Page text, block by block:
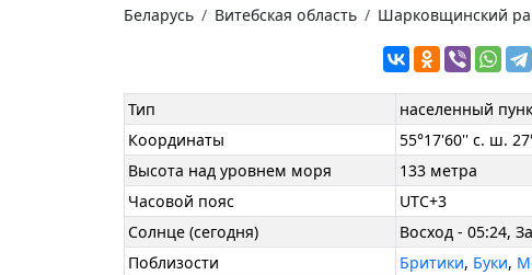
Беларусь Витебская область Шарковщинский
Тип
населенный
Координаты
55°17'60'' с. ш.
Высота над уровнем моря
133 метра
Часовой пояс
UTC+3
Солнце (сегодня)
Восход - 05:24,
Поблизости
Бритики, Буки,